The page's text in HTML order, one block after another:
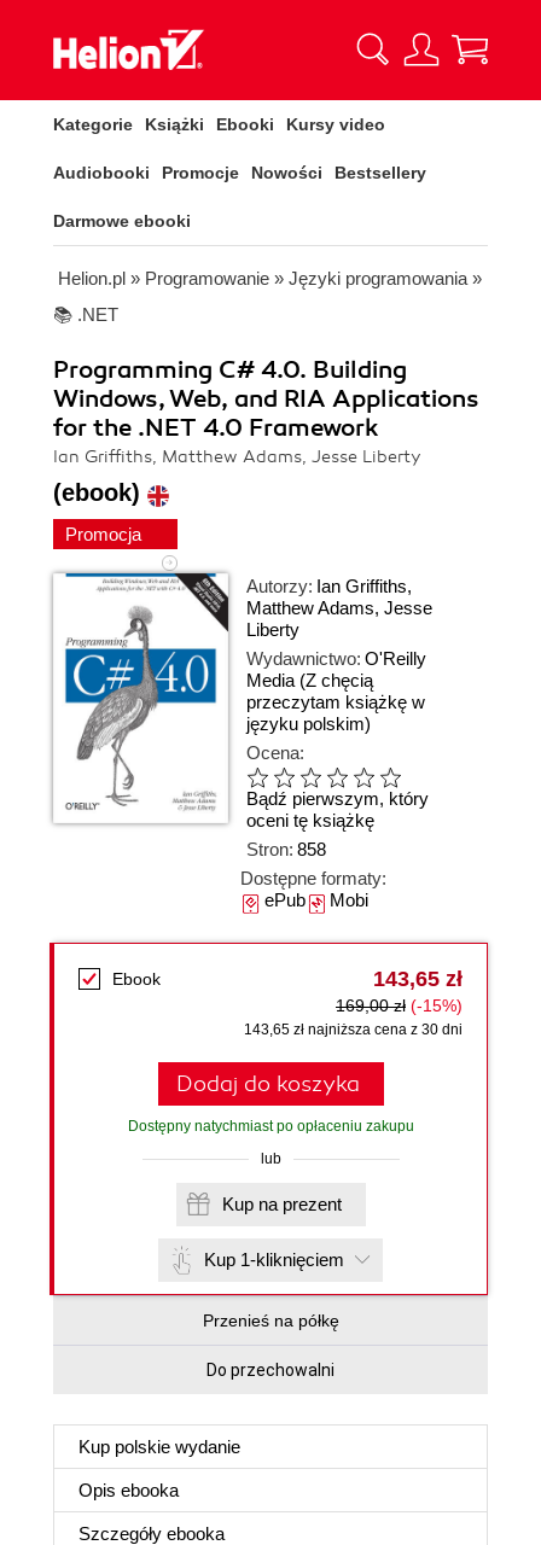
Kategorie Książki Ebooki Kursy video
Audiobooki Promocje Nowości Bestsellery
Darmowe ebooki
Helion.pl » Programowanie » Języki programowania »
📚 .NET
Programming C# 4.0. Building
Windows, Web, and RIA Applications
for the .NET 4.0 Framework
Ian Griffiths, Matthew Adams, Jesse Liberty
(ebook)
Promocja
Autorzy: Ian Griffiths,
Matthew Adams, Jesse
Liberty
Wydawnictwo: O'Reilly
Media (Z chęcią
przeczytam książkę w
języku polskim)
Ocena:
Bądź pierwszym, który
oceni tę książkę
Stron: 858
Dostępne formaty:
ePubMobi
Ebook 143,65 zł
169,00 zł (-15%)
143,65 zł najniższa cena z 30 dni
Dodaj do koszyka
Dostępny natychmiast po opłaceniu zakupu
lub
Kup na prezent
Kup 1-kliknięciem
Przenieś na półkę
Do przechowalni
Kup polskie wydanie
Opis ebooka
Szczegóły ebooka